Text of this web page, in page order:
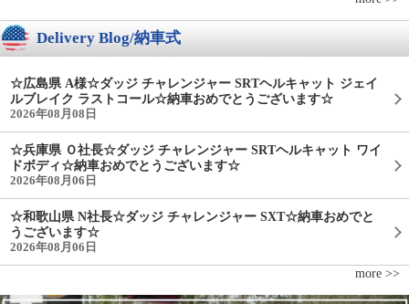
Delivery Blog/納車式
☆広島県 A様☆ダッジ チャレンジャー SRTヘルキャット ジェイ
ルブレイク ラストコール☆納車おめでとうございます☆
2026年08月08日
☆兵庫県 Ｏ社長☆ダッジ チャレンジャー SRTヘルキャット ワイ
ドボディ☆納車おめでとうございます☆
2026年08月06日
☆和歌山県 N社長☆ダッジ チャレンジャー SXT☆納車おめでと
うございます☆
2026年08月06日
more >>